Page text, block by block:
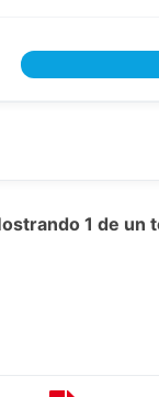
1 de un